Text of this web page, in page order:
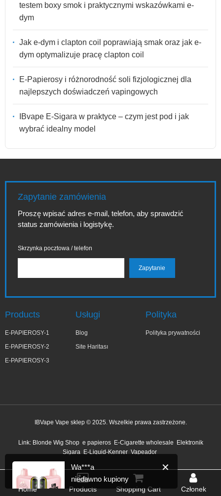
testem boxy smok i praktycznymi wskazówkami e-
dym
Jak e-dym i clapton coil poprawiają smak oraz jak e-
dym optymalizuje pracę clapton coil
E-Papierosy i różnorodność soli fizjologicznej dla
najlepszych doświadczeń vapingowych
IBvape E-Sigara w praktyce – czym jest pod i jak
wybrać idealny model
Zapytanie zamówienia
Proszę wpisać adres e-mail, telefon, aby sprawdzić
status zamówienia i logistykę.
Skrzynka pocztowa / telefon
Products
E-PAPIEROSY-1
E-PAPIEROSY-2
E-PAPIEROSY-3
Usługi
Blog
Site Haritası
Polityka
Polityka prywatności
IBVape Vape sklep © 2025. Wszelkie prawa zastrzeżone.
Link: Blonde Wig Shop e papieros E-Cigarette wholesale
Elektronik
Sigara E-Liquid-Kenner Vapeador
Home Products Shopping Cart Członek
niedawno kupiony
2 godzinę temu